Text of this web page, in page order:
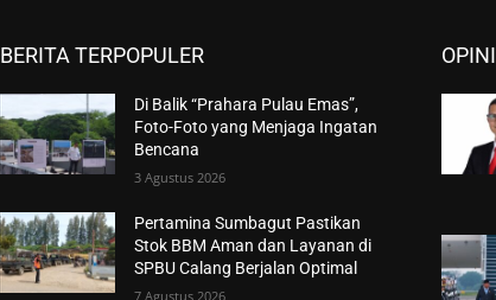
BERITA TERPOPULER
Di Balik “Prahara Pulau Emas”,
Foto-Foto yang Menjaga Ingatan
Bencana
3 Agustus 2026
Pertamina Sumbagut Pastikan
Stok BBM Aman dan Layanan di
SPBU Calang Berjalan Optimal
7 Agustus 2026
OPINI